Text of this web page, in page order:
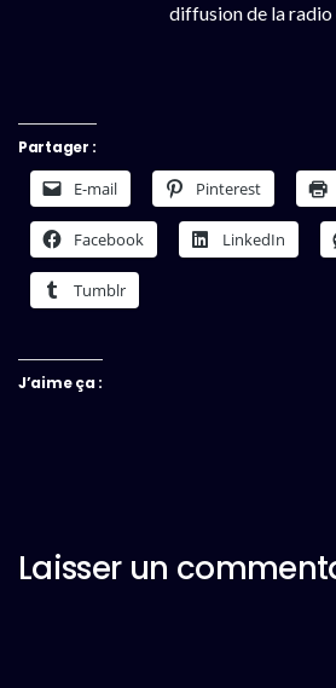
diffusion de la radio
Partager :
E-mail Pinterest
Facebook LinkedIn
Tumblr
J’aime ça :
Laisser un